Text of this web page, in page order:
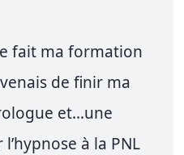
fait ma formation
de finir ma
et…une
à la PNL